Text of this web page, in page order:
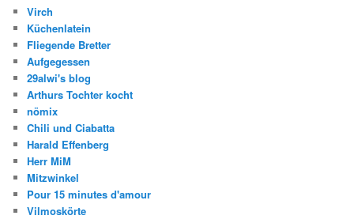
Virch
Küchenlatein
Fliegende Bretter
Aufgegessen
29alwi's blog
Arthurs Tochter kocht
nömix
Chili und Ciabatta
Harald Effenberg
Herr MiM
Mitzwinkel
Pour 15 minutes d'amour
Vilmoskörte